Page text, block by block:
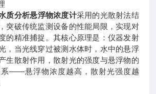
质分析悬浮物浓度计采用的光散射法结
突破传统监测设备的性能局限，实现对
的精准捕捉。其核心原理是：仪器发射
，当光线穿过被测水体时，水中的悬浮
生散射作用，散射光的强度与悬浮物的
系——悬浮物浓度越高，散射光强度越